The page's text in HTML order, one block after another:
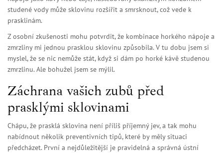
studené vody může sklovinu rozšířit a smrsknout, což vede k
prasklinám.
Z osobní zkušenosti mohu potvrdit, že kombinace horkého nápoje a
zmrzliny mi jednou prasklou sklovinu způsobila. V tu dobu jsem si
myslel, že se nic nemůže stát, když si dám po horké kávě studenou
zmrzlinu. Ale bohužel jsem se mýlil.
Záchrana vašich zubů před
prasklými sklovinami
Chápu, že prasklá sklovina není příliš příjemný jev, a tak mohu
nabídnout několik preventivních tipů, které by měly situaci
předcházet. První a nejdůležitější je pravidelná a správná ústní